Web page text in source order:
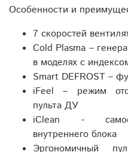
Особенности и
7 скоростей
Cold Plasma –
в моделях с
Smart DEFROST –
iFeel – режим
пульта ДУ
iClean -
внутреннего блока
Эргономичный